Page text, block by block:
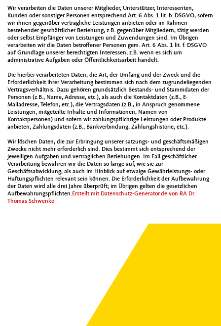
Wir verarbeiten die Daten unserer Mitglieder, Unterstützer, Interessenten,
Kunden oder sonstiger Personen entsprechend Art. 6 Abs. 1 lit. b. DSGVO, sofern
wir ihnen gegenüber vertragliche Leistungen anbieten oder im Rahmen
bestehender geschäftlicher Beziehung, z.B. gegenüber Mitgliedern, tätig werden
oder selbst Empfänger von Leistungen und Zuwendungen sind. Im Übrigen
verarbeiten wir die Daten betroffener Personen gem. Art. 6 Abs. 1 lit. f. DSGVO
auf Grundlage unserer berechtigten Interessen, z.B. wenn es sich um
administrative Aufgaben oder Öffentlichkeitsarbeit handelt.
Die hierbei verarbeiteten Daten, die Art, der Umfang und der Zweck und die
Erforderlichkeit ihrer Verarbeitung bestimmen sich nach dem zugrundeliegenden
Vertragsverhältnis. Dazu gehören grundsätzlich Bestands- und Stammdaten der
Personen (z.B., Name, Adresse, etc.), als auch die Kontaktdaten (z.B., E-
Mailadresse, Telefon, etc.), die Vertragsdaten (z.B., in Anspruch genommene
Leistungen, mitgeteilte Inhalte und Informationen, Namen von
Kontaktpersonen) und sofern wir zahlungspflichtige Leistungen oder Produkte
anbieten, Zahlungsdaten (z.B., Bankverbindung, Zahlungshistorie, etc.).
Wir löschen Daten, die zur Erbringung unserer satzungs- und geschäftsmäßigen
Zwecke nicht mehr erforderlich sind. Dies bestimmt sich entsprechend der
jeweiligen Aufgaben und vertraglichen Beziehungen. Im Fall geschäftlicher
Verarbeitung bewahren wir die Daten so lange auf, wie sie zur
Geschäftsabwicklung, als auch im Hinblick auf etwaige Gewährleistungs- oder
Haftungspflichten relevant sein können. Die Erforderlichkeit der Aufbewahrung
der Daten wird alle drei Jahre überprüft; im Übrigen gelten die gesetzlichen
Aufbewahrungspflichten.Erstellt mit Datenschutz-Generator.de von RA Dr.
Thomas Schwenke